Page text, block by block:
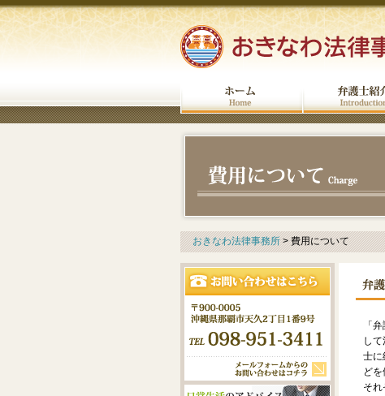
おきなわ法律事務所>費用について
「
し
士に
ど
それ